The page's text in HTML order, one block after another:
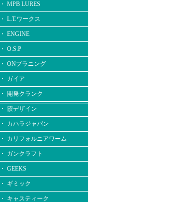
・ MPB LURES
・ L.T.ワークス
・ ENGINE
・ O.S.P
・ ONプラニング
・ ガイア
・ 開発クランク
・ 霞デザイン
・ カハラジャパン
・ カリフォルニアワーム
・ ガンクラフト
・ GEEKS
・ ギミック
・ キャスティーク